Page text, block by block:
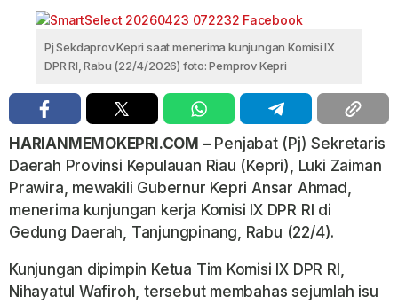
Pj Sekdaprov Kepri saat menerima kunjungan Komisi IX
DPR RI, Rabu (22/4/2026) foto: Pemprov Kepri
HARIANMEMOKEPRI.COM –Penjabat (Pj) Sekretaris
Daerah Provinsi Kepulauan Riau (Kepri), Luki Zaiman
Prawira, mewakili Gubernur Kepri Ansar Ahmad,
menerima kunjungan kerja Komisi IX DPR RI di
Gedung Daerah, Tanjungpinang, Rabu (22/4).
Kunjungan dipimpin Ketua Tim Komisi IX DPR RI,
Nihayatul Wafiroh, tersebut membahas sejumlah isu